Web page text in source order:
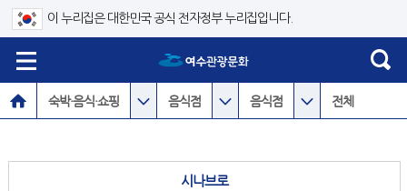
이 누리집은 대한민국 공식 전자정부 누리집입니다.
숙박·음식·쇼핑 음식점 음식점 전체
시나브로